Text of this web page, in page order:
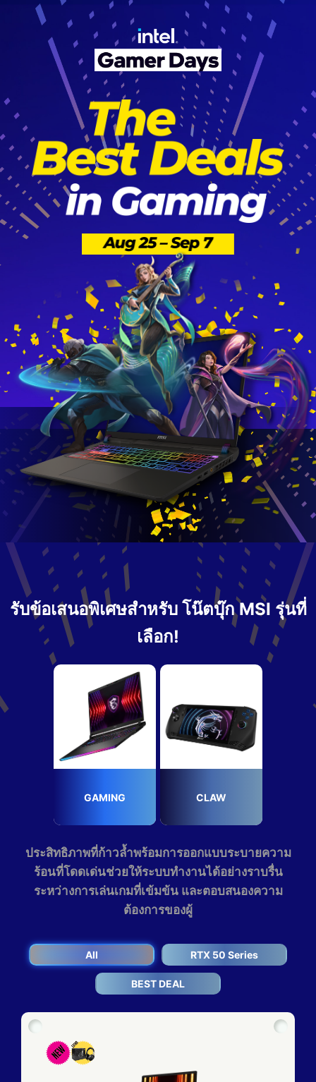
รับข้อเสนอพิเศษสำหรับ โน๊ตบุ๊ก MSI รุ่นที่
เลือก!
GAMING CLAW
ประสิทธิภาพที่ก้าวล้ำพร้อมการออกแบบระบายความ
ร้อนที่โดดเด่นช่วยให้ระบบทำงานได้อย่างราบรื่น
ระหว่างการเล่นเกมที่เข้มข้น และตอบสนองความ
ต้องการของผู้
All RTX 50 Series
BEST DEAL